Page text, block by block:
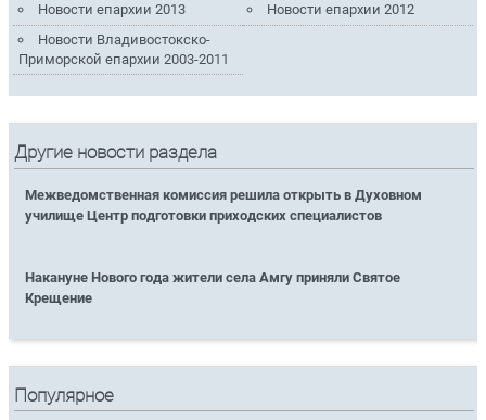
Новости епархии 2013
Новости епархии 2012
Новости Владивостокско-
Приморской епархии 2003-2011
Другие новости раздела
Межведомственная комиссия решила открыть в Духовном
училище Центр подготовки приходских специалистов
Накануне Нового года жители села Амгу приняли Святое
Крещение
Популярное